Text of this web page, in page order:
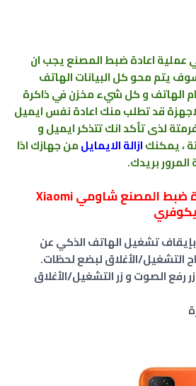
عملية اعادةضبطالمصنعيجب ان
سوف يتم محو كل البيانات الهاتف
الهاتف و كل شيءمخزنفيذاكرة
قد تطلب منك اعادة نفس ايميل
لذى تأكد انك تتذكر ايميل و
،يمكنكازالة الايمايلمن جهازك اذا
بريدك.
طريقة فرمتة و اعادة ضبط المصنع شاومي Xiaomi
تشغيل الهاتف الذكي عن
التشغيل/الأغلاق لبضع لحظات.
رفع الصوت و زر التشغيل/الأغلاق